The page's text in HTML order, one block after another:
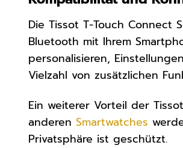
Die Tissot T-Touch Connect
Bluetooth mit Ihrem
personalisieren,
Vielzahl von zusätzlichen
Ein weiterer Vorteil der
anderenSmartwatches
Privatsphäre ist geschützt.